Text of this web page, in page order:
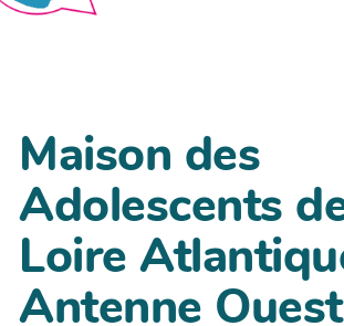
Maison des
Adolescents
Loire
Antenne